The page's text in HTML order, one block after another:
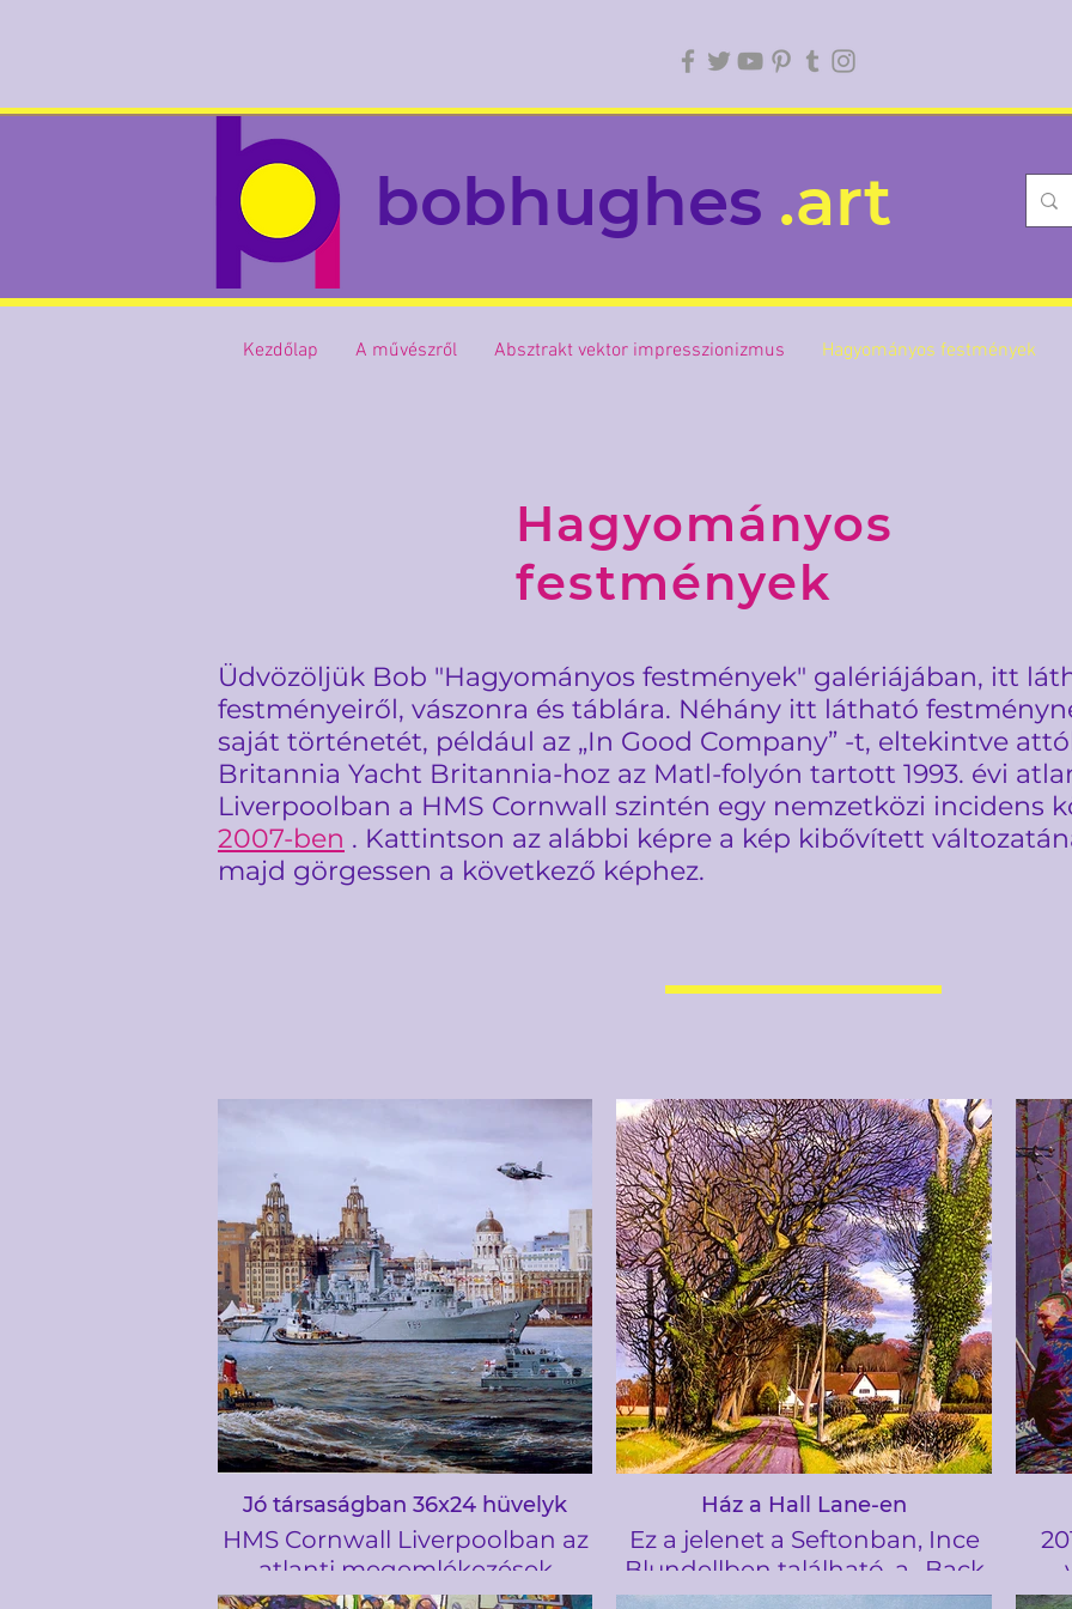
bobhughes .art
Kezdőlap A művészről Absztrakt vektor impresszionizmus Hagyományos festmények
Hagyományos
festmények
Üdvözöljük Bob "Hagyományos festmények" galériájában, itt
festményeiről, vászonra és táblára. Néhány itt látható
saját történetét, például az „In Good Company” -t, eltekintve
Britannia Yacht Britannia-hoz az Matl-folyón tartott 1993. évi
Liverpoolban a HMS Cornwall szintén egy nemzetközi incidens
2007-ben . Kattintson az alábbi képre a kép kibővített
majd görgessen a következő képhez.
Jó társaságban 36x24 hüvelyk
HMS Cornwall Liverpoolban az
atlanti megemlékezések
csatájáért 1993-ban (B93). A
Ház a Hall Lane-en
Ez a jelenet a Seftonban, Ince
Blundellben található, a „Back
O the Town Lane” mellett.